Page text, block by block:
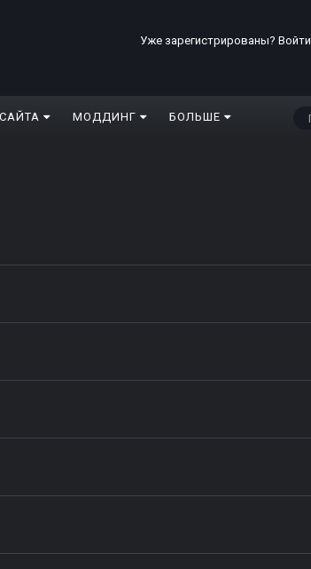
Уже зарегистрированы? Войти
МОДДИНГ БОЛЬШЕ